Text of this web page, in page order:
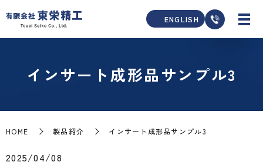
ENGLISH
インサート成形品サンプル3
HOME 製品紹介 インサート成形品サンプル3
2025/04/08